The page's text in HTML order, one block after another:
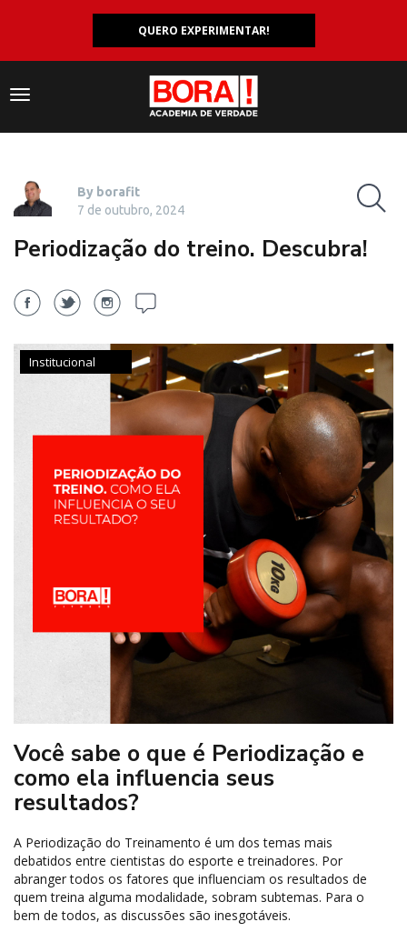
QUERO EXPERIMENTAR!
Navegação
By borafit
7 de outubro, 2024
Periodização do treino. Descubra!
Institucional
Você sabe o que é Periodização e
como ela influencia seus
resultados?
A Periodização do Treinamento é um dos temas mais
debatidos entre cientistas do esporte e treinadores. Por
abranger todos os fatores que influenciam os resultados de
quem treina alguma modalidade, sobram subtemas. Para o
bem de todos, as discussões são inesgotáveis.